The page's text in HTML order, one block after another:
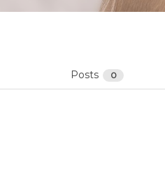
Posts 0